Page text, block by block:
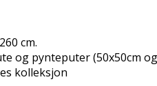
cm.
og pynteputer (50x50cm
kolleksjon